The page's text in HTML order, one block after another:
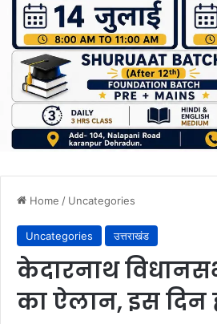
Home / Uncategories
Uncategories उत्तराखंड
केदारनाथ
का ऐलान, इस दिन